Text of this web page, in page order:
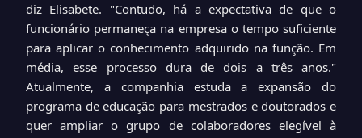
diz Elisabete. "Contudo, há a expectativa de que o
funcionário permaneça na empresa o tempo suficiente
para aplicar o conhecimento adquirido na função. Em
média, esse processo dura de dois a três anos."
Atualmente, a companhia estuda a expansão do
programa de educação para mestrados e doutorados e
quer ampliar o grupo de colaboradores elegível à